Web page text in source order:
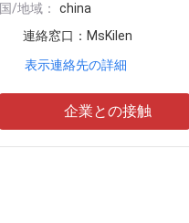
国/地域：
china
連絡窓口： MsKilen
表示連絡先の詳細
企業との接触